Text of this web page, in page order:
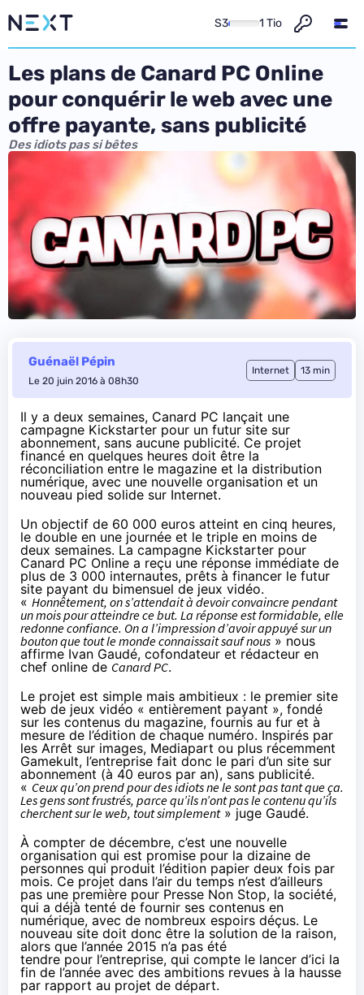
S3 1 Tio
Les plans de Canard PC Online
pour conquérir le web avec une
offre payante, sans publicité
Des idiots pas si bêtes
Guénaël Pépin
Le 20 juin 2016 à 08h30
Internet 13 min
Il y a deux semaines, Canard PC lançait une
campagne Kickstarter pour un futur site sur
abonnement, sans aucune publicité. Ce projet
financé en quelques heures doit être la
réconciliation entre le magazine et la distribution
numérique, avec une nouvelle organisation et un
nouveau pied solide sur Internet.
Un objectif de 60 000 euros atteint en cinq heures,
le double en une journée et le triple en moins de
deux semaines. La campagne Kickstarter pour
Canard PC Online a reçu une réponse immédiate de
plus de 3 000 internautes, prêts à financer le futur
site payant du bimensuel de jeux vidéo.
« Honnêtement, on s’attendait à devoir convaincre pendant
un mois pour atteindre ce but. La réponse est formidable, elle
redonne confiance. On a l’impression d’avoir appuyé sur un
bouton que tout le monde connaissait sauf nous » nous
affirme Ivan Gaudé, cofondateur et rédacteur en
chef online de Canard PC.
Le projet est simple mais ambitieux : le premier site
web de jeux vidéo « entièrement payant », fondé
sur les contenus du magazine, fournis au fur et à
mesure de l’édition de chaque numéro. Inspirés par
les Arrêt sur images, Mediapart ou plus récemment
Gamekult, l’entreprise fait donc le pari d’un site sur
abonnement (à 40 euros par an), sans publicité.
« Ceux qu’on prend pour des idiots ne le sont pas tant que ça.
Les gens sont frustrés, parce qu’ils n’ont pas le contenu qu’ils
cherchent sur le web, tout simplement» juge Gaudé.
À compter de décembre, c’est une nouvelle
organisation qui est promise pour la dizaine de
personnes qui produit l’édition papier deux fois par
mois. Ce projet dans l’air du temps n’est d’ailleurs
pas une première pour Presse Non Stop, la société,
qui a déjà tenté de fournir ses contenus en
numérique, avec de nombreux espoirs déçus. Le
nouveau site doit donc être la solution de la raison,
alors que l’année 2015 n’a pas été
tendre pour l’entreprise, qui compte le lancer d’ici la
fin de l’année avec des ambitions revues à la hausse
par rapport au projet de départ.